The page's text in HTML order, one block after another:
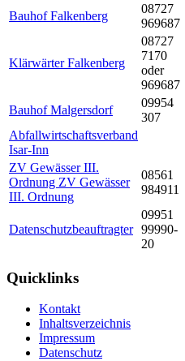
Bauhof Falkenberg
08727
969687
Klärwärter Falkenberg
08727
7170
oder
969687
Bauhof Malgersdorf
09954
307
Abfallwirtschaftsverband
Isar-Inn
ZV Gewässer III.
Ordnung ZV Gewässer
III. Ordnung
08561
984911
Datenschutzbeauftragter
09951
99990-
20
Quicklinks
Kontakt
Inhaltsverzeichnis
Impressum
Datenschutz